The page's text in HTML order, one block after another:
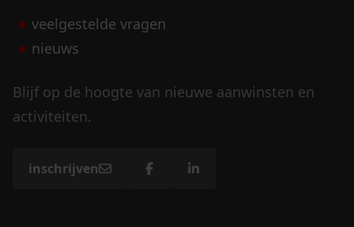
veelgestelde vragen
nieuws
Blijf op de hoogte van nieuwe aanwinsten en
activiteiten.
inschrijven